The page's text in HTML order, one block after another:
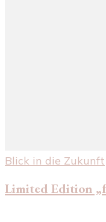
Blick in die Zukunft
Limited Edition